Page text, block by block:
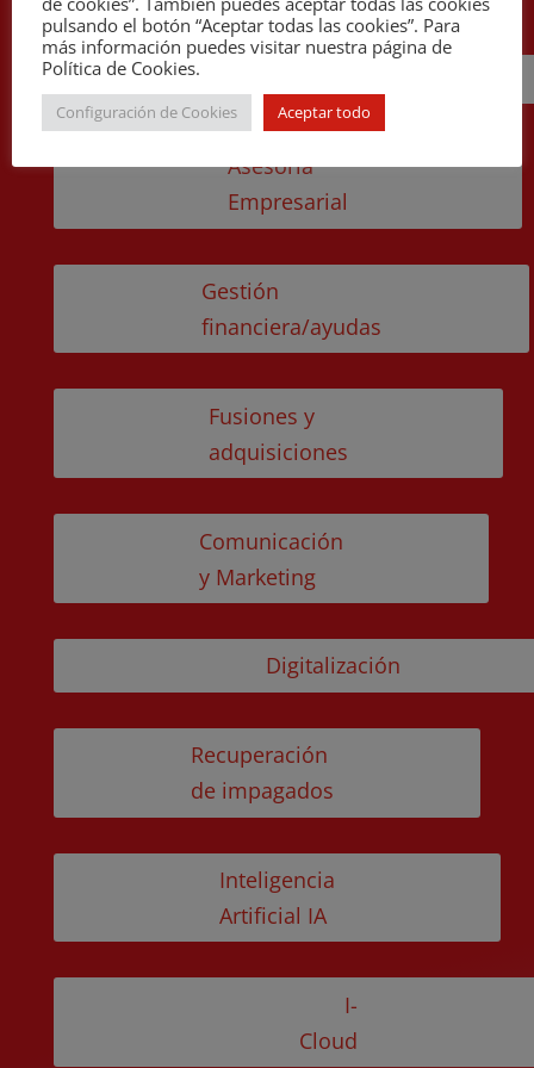
Asesoría
Empresarial
Gestión
financiera/ayudas
Fusiones y
adquisiciones
Comunicación
y Marketing
Digitalización
Recuperación
de impagados
Inteligencia
Artificial IA
I-
Cloud
pulsando el botón “Aceptar todas las cookies”. Para
más información puedes visitar nuestra página de
Política de Cookies.
Configuración de Cookies Aceptar todo